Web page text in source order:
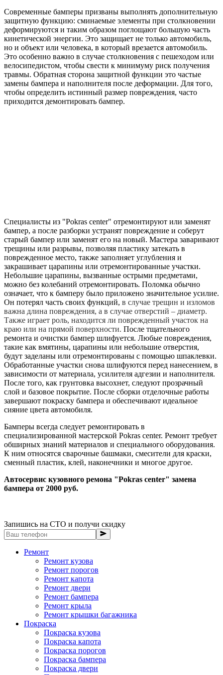
Современные бамперы призваны выполнять дополнительную
защитную функцию: сминаемые элементы при столкновении
деформируются и таким образом поглощают большую часть
кинетической энергии. Это защищает не только автомобиль,
но и объект или человека, в который врезается автомобиль.
Это особенно важно в случае столкновения с пешеходом или
велосипедистом, чтобы свести к минимуму риск получения
травмы. Обратная сторона защитной функции это частые
замены бампера и наполнителя после деформации. Для того,
чтобы определить истинный размер повреждения, часто
приходится демонтировать бампер.
Специалисты из "Pokras center" отремонтируют или заменят
бампер, а после разборки устранят повреждение и соберут
старый бампер или заменят его на новый. Мастера заваривают
трещины или разрывы, позволяя пластику затекать в
поврежденное место, также заполняет углубления и
закрашивает царапины или отремонтированные участки.
Небольшие царапины, вызванные острыми предметами,
можно без колебаний отремонтировать. Поломка обычно
означает, что к бамперу было приложено значительное усилие.
Он потерял часть своих функций, в случае трещин и изломов
важна длина повреждения, а в случае отверстий – диаметр.
Также играет роль, находится ли поврежденный участок на
краю или на прямой поверхности. После тщательного
ремонта и очистки бампер шлифуется. Любые повреждения,
такие как вмятины, царапины или небольшие отверстия,
будут заделаны или отремонтированы с помощью шпаклевки.
Обработанные участки снова шлифуются перед нанесением, в
зависимости от материала, усилителя адгезии и наполнителя.
После того, как грунтовка высохнет, следуют прозрачный
слой и базовое покрытие. После сборки отделочные работы
завершают покраску бампера и обеспечивают идеальное
сияние цвета автомобиля.
Бамперы всегда следует ремонтировать в
специализированной мастерской Pokras center. Ремонт требует
обширных знаний материалов и специального оборудования.
К ним относятся сварочные башмаки, смесители для краски,
сменный пластик, клей, наконечники и многое другое.
Автосервис кузовного ремона "Pokras center" замена
бампера от 2000 руб.
Запишись на СТО и получи скидку
Ремонт
Ремонт кузова
Ремонт порогов
Ремонт капота
Ремонт двери
Ремонт бампера
Ремонт крыла
Ремонт крышки багажника
Покраска
Покраска кузова
Покраска капота
Покраска порогов
Покраска бампера
Покраска двери